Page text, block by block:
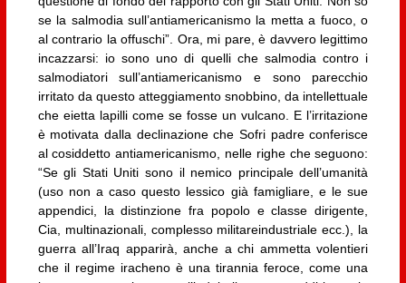
se la salmodia sull’antiamericanismo la metta a fuoco, o
al contrario la offuschi”. Ora, mi pare, è davvero legittimo
incazzarsi: io sono uno di quelli che salmodia contro i
salmodiatori sull’antiamericanismo e sono parecchio
irritato da questo atteggiamento snobbino, da intellettuale
che eietta lapilli come se fosse un vulcano. E l’irritazione
è motivata dalla declinazione che Sofri padre conferisce
al cosiddetto antiamericanismo, nelle righe che seguono:
“Se gli Stati Uniti sono il nemico principale dell’umanità
(uso non a caso questo lessico già famigliare, e le sue
appendici, la distinzione fra popolo e classe dirigente,
Cia, multinazionali, complesso militareindustriale ecc.), la
guerra all’Iraq apparirà, anche a chi ammetta volentieri
che il regime iracheno è una tirannia feroce, come una